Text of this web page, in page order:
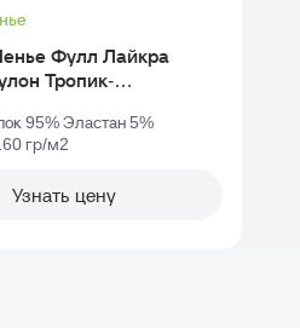
Фулл Лайкра
95% Эластан 5%
гр/м2
Узнать цену